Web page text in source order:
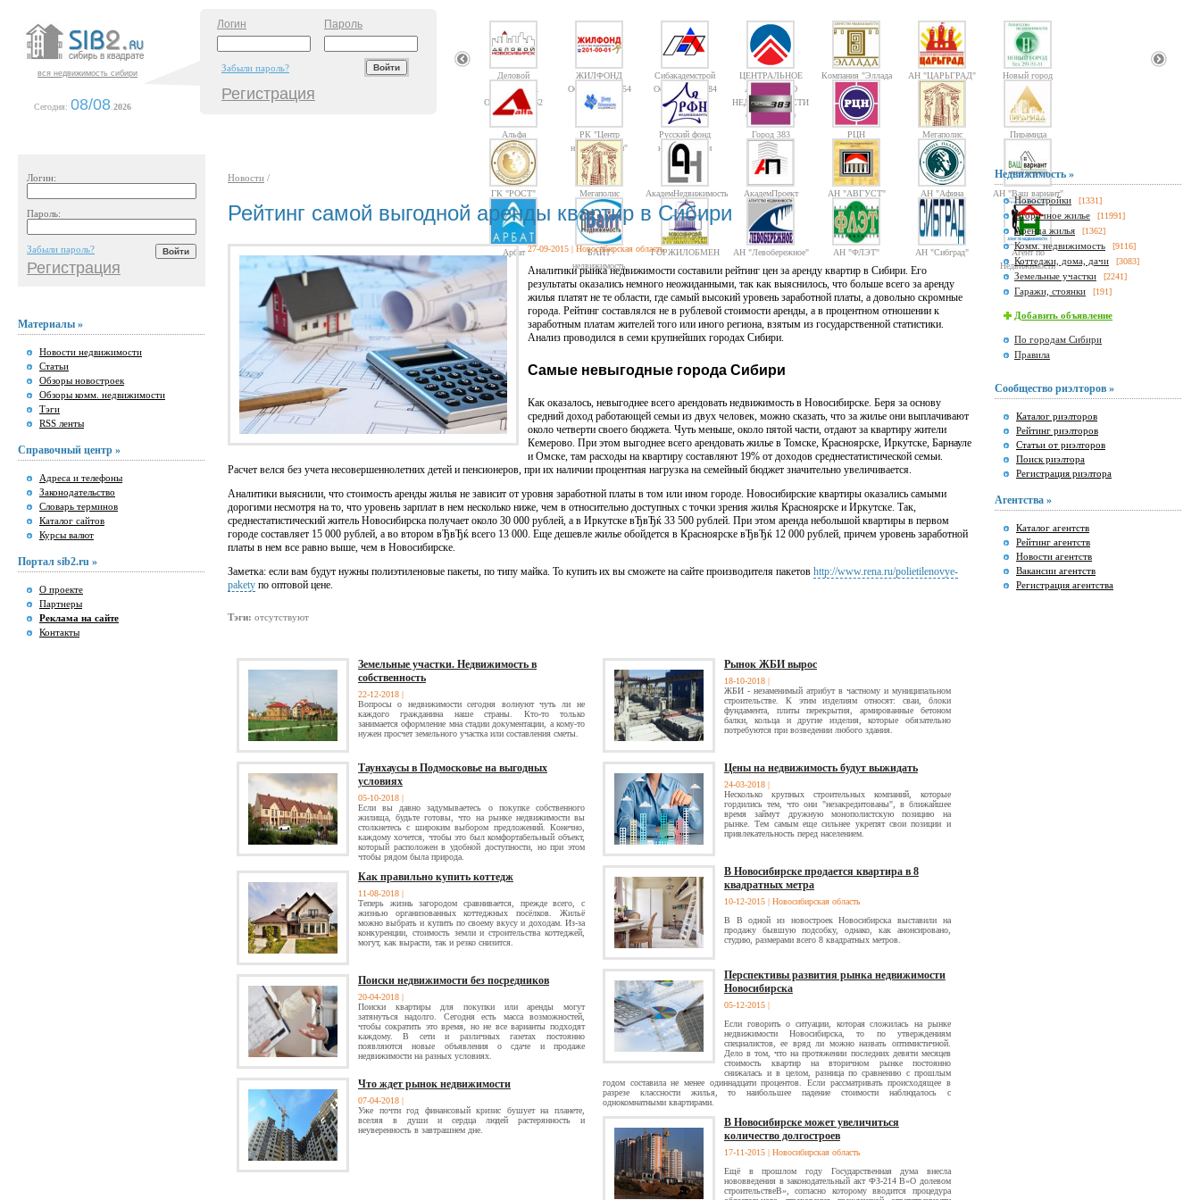
вся недвижимость сибири
Сегодня: 08/08 2026
Логин Пароль
Забыли пароль?
Регистрация
Деловой
Новосибирск
Объектов: 1362
ЖИЛФОНД
Объектов: 14754
Сибакадемстрой
Объектов: 10084
ЦЕНТРАЛЬНОЕ
АГЕНТСТВО
НЕДВИЖИМОСТИ
Объектов: 10
Компания "Эллада
2000"
АН "ЦАРЬГРАД" Новый город
Альфа
РК "Центр
недвижимости"
Русский фонд
недвижимости
Город 383 РЦН Мегаполис Пирамида
ГК "РОСТ" Мегаполис АкадемНедвижимость АкадемПроект АН "АВГУСТ"
АН "Афина
Паллада"
АН "Ваш вариант"
Арбат
БАЙТ
недвижимость
ГОРЖИЛОБМЕН АН "Левобережное" АН "ФЛЭТ" АН "Сибград"
Агент по
Недвижимости
Логин:
Пароль:
Забыли пароль?
Регистрация
Материалы »
Новости недвижимости
Статьи
Обзоры новостроек
Обзоры комм. недвижимости
Тэги
RSS ленты
Справочный центр »
Адреса и телефоны
Законодательство
Словарь терминов
Каталог сайтов
Курсы валют
Портал sib2.ru »
О проекте
Партнеры
Реклама на сайте
Контакты
Новости /
Рейтинг самой выгодной аренды квартир в Сибири
27-09-2015 | Новосибирская область
Аналитики рынка недвижимости составили рейтинг цен за аренду квартир в Сибири. Его
результаты оказались немного неожиданными, так как выяснилось, что больше всего за аренду
жилья платят не те области, где самый высокий уровень заработной платы, а довольно скромные
города. Рейтинг составлялся не в рублевой стоимости аренды, а в процентном отношении к
заработным платам жителей того или иного региона, взятым из государственной статистики.
Анализ проводился в семи крупнейших городах Сибири.
Самые невыгодные города Сибири
Как оказалось, невыгоднее всего арендовать недвижимость в Новосибирске. Беря за основу
средний доход работающей семьи из двух человек, можно сказать, что за жилье они выплачивают
около четверти своего бюджета. Чуть меньше, около пятой части, отдают за квартиру жители
Кемерово. При этом выгоднее всего арендовать жилье в Томске, Красноярске, Иркутске, Барнауле
и Омске, там расходы на квартиру составляют 19% от доходов среднестатистической семьи.
Расчет велся без учета несовершеннолетних детей и пенсионеров, при их наличии процентная нагрузка на семейный бюджет значительно увеличивается.
Аналитики выяснили, что стоимость аренды жилья не зависит от уровня заработной платы в том или ином городе. Новосибирские квартиры оказались самыми
дорогими несмотря на то, что уровень зарплат в нем несколько ниже, чем в относительно доступных с точки зрения жилья Красноярске и Иркутске. Так,
среднестатистический житель Новосибирска получает около 30 000 рублей, а в Иркутске вЂвЂќ 33 500 рублей. При этом аренда небольшой квартиры в первом
городе составляет 15 000 рублей, а во втором вЂвЂќ всего 13 000. Еще дешевле жилье обойдется в Красноярске вЂвЂќ 12 000 рублей, причем уровень заработной
платы в нем все равно выше, чем в Новосибирске.
Заметка: если вам будут нужны полиэтиленовые пакеты, по типу майка. То купить их вы сможете на сайте производителя пакетов http://www.rena.ru/polietilenovye-
pakety по оптовой цене.
Тэги: отсутствуют
Земельные участки. Недвижимость в
собственность
22-12-2018 |
Вопросы о недвижимости сегодня волнуют чуть ли не
каждого гражданина наше страны. Кто-то только
занимается оформление мна стадии документации, а кому-то
нужен просчет земельного участка или составления сметы.
Таунхаусы в Подмосковье на выгодных
условиях
05-10-2018 |
Если вы давно задумываетесь о покупке собственного
жилища, будьте готовы, что на рынке недвижимости вы
столкнетесь с широким выбором предложений. Конечно,
каждому хочется, чтобы это был комфортабельный объект,
который расположен в удобной доступности, но при этом
чтобы рядом была природа.
Как правильно купить коттедж
11-08-2018 |
Теперь жизнь загородом сравнивается, прежде всего, с
жизнью организованных коттеджных посёлков. Жильё
можно выбрать и купить по своему вкусу и доходам. Из-за
конкуренции, стоимость земли и строительства коттеджей,
могут, как вырасти, так и резко снизится.
Поиски недвижимости без посредников
20-04-2018 |
Поиски квартиры для покупки или аренды могут
затянуться надолго. Сегодня есть масса возможностей,
чтобы сократить это время, но не все варианты подходят
каждому. В сети и различных газетах постоянно
появляются новые объявления о сдаче и продаже
недвижимости на разных условиях.
Что ждет рынок недвижимости
07-04-2018 |
Уже почти год финансовый кризис бушует на планете,
вселяя в души и сердца людей растерянность и
неуверенность в завтрашнем дне.
Рынок ЖБИ вырос
18-10-2018 |
ЖБИ - незаменимый атрибут в частному и муниципальном
строительстве. К этим изделиям относят: сваи, блоки
фундамента, плиты перекрытия, армированные бетоном
балки, кольца и другие изделия, которые обязательно
потребуются при возведении любого здания.
Цены на недвижимость будут выжидать
24-03-2018 |
Несколько крупных строительных компаний, которые
гордились тем, что они "незакредитованы", в ближайшее
время займут дружную монополистскую позицию на
рынке. Тем самым еще сильнее укрепят свои позиции и
привлекательность перед населением.
В Новосибирске продается квартира в 8
квадратных метра
10-12-2015 | Новосибирская область
В В одной из новостроек Новосибирска выставили на
продажу бывшую подсобку, однако, как анонсировано,
студию, размерами всего 8 квадратных метров.
Перспективы развития рынка недвижимости
Новосибирска
05-12-2015 |
Если говорить о ситуации, которая сложилась на рынке
недвижимости Новосибирска, то по утверждениям
специалистов, ее вряд ли можно назвать оптимистичной.
Дело в том, что на протяжении последних девяти месяцев
стоимость квартир на вторичном рынке постоянно
снижалась и в целом, разница по сравнению с прошлым
годом составила не менее одиннадцати процентов. Если рассматривать происходящее в
разрезе классности жилья, то наибольшее падение стоимости наблюдалось с
однокомнатными квартирами.
В Новосибирске может увеличиться
количество долгостроев
17-11-2015 | Новосибирская область
Ещё в прошлом году Государственная дума внесла
нововведения в законодательный акт ФЗ-214 В«О долевом
строительствеВ», согласно которому вводится процедура
Недвижимость »
Новостройки [1331]
Вторичное жилье [11991]
Аренда жилья [1362]
Комм. недвижимость [9116]
Коттеджи, дома, дачи [3083]
Земельные участки [2241]
Гаражи, стоянки [191]
Добавить объявление
По городам Сибири
Правила
Сообщество риэлторов »
Каталог риэлторов
Рейтинг риэлторов
Статьи от риэлторов
Поиск риэлтора
Регистрация риэлтора
Агентства »
Каталог агентств
Рейтинг агентств
Новости агентств
Вакансии агентств
Регистрация агентства